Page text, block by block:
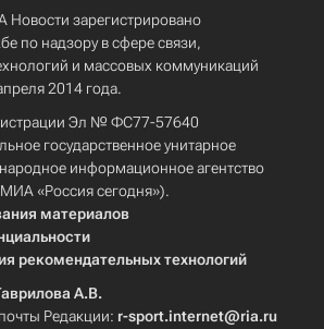
Новости зарегистрировано
по надзору в сфере связи,
и массовых коммуникаций
2014 года.
Эл № ФС77-57640
государственное унитарное
информационное агентство
«Россия сегодня»).
материалов
рекомендательных технологий
А.В.
Редакции: r-sport.internet@ria.ru